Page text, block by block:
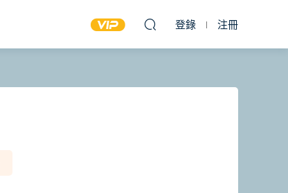
登錄 注冊